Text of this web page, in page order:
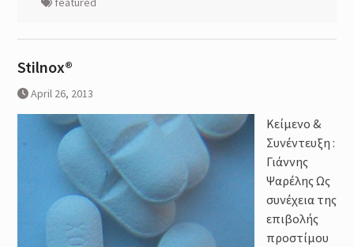
Stilnox®
April 26, 2013
Κείμενο &
Συνέντευξη :
Γιάννης
Ψαρέλης Ως
συνέχεια της
επιβολής
προστίμου